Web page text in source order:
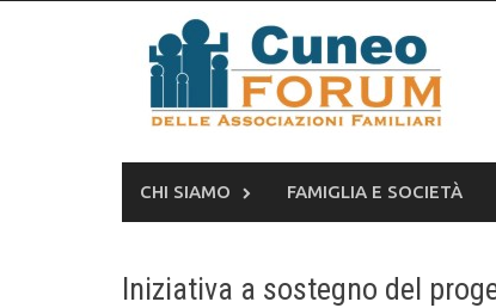
CHI SIAMO FAMIGLIA E SOCIETÀ
Iniziativa a sostegno del